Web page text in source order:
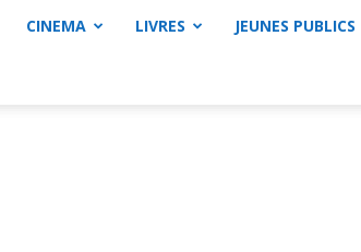
CINEMA LIVRES JEUNES PUBLICS